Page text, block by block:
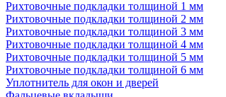
Рихтовочные подкладки толщиной 1 мм
Рихтовочные подкладки толщиной 2 мм
Рихтовочные подкладки толщиной 3 мм
Рихтовочные подкладки толщиной 4 мм
Рихтовочные подкладки толщиной 5 мм
Рихтовочные подкладки толщиной 6 мм
Уплотнитель для окон и дверей